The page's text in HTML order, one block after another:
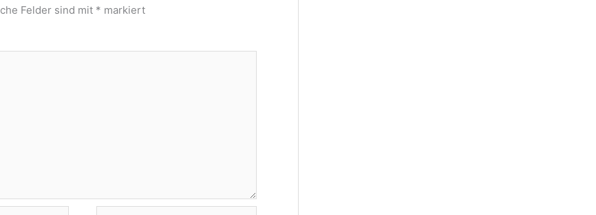
Felder sind mit * markiert